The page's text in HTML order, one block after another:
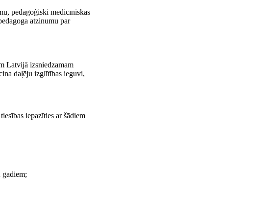
pedagoģiski medicīniskās
atzinumu par
Latvijā izsniedzamam
daļēju izglītības ieguvi,
iepazīties ar šādiem